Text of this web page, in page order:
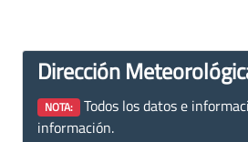
Dirección
NOTA: Todos los datos e
información.